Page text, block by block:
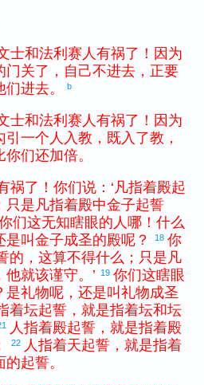
士和法利赛 人有祸了 ！ 因为
门 关了 ， 自己不进去 ， 正要
们进去。 b
士和法利赛 人 有祸了 ！ 因为
引 一个 人 入教 ， 既 入 了教 ，
你们还加倍。
祸了 ！ 你们说 ： ‘ 凡指着殿起
只是 凡指着殿中金子起誓
们这无知瞎眼的 人 哪 ！ 什么
是叫 金子成圣的殿呢 ？ 18 你
的 ， 这算不得什么 ； 只是 凡
他就该谨守。 ’ 19 你们这瞎眼
是礼物呢 ， 还是叫 礼物成圣
着坛起誓 ， 就是指着坛和坛
人 指着殿起誓 ， 就是指着殿
22 人 指着天起誓 ， 就是指着
的起誓。